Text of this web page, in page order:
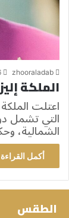
zhooraladab
الملكة
اعتلت
التي تشمل
الشمالية،
أكمل
الطقس